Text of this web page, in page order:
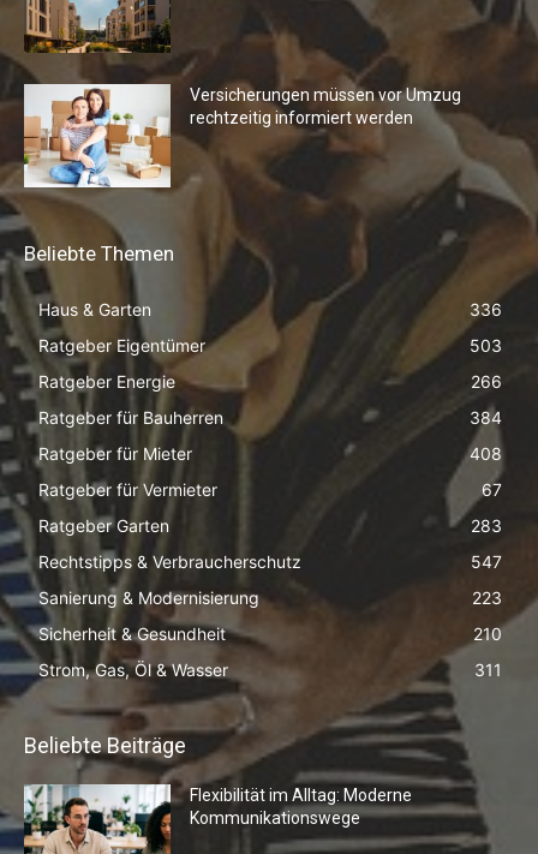
Versicherungen müssen vor Umzug
rechtzeitig informiert werden
Beliebte Themen
Haus & Garten
336
Ratgeber Eigentümer
503
Ratgeber Energie
266
Ratgeber für Bauherren
384
Ratgeber für Mieter
408
Ratgeber für Vermieter
67
Ratgeber Garten
283
Rechtstipps & Verbraucherschutz
547
Sanierung & Modernisierung
223
Sicherheit & Gesundheit
210
Strom, Gas, Öl & Wasser
311
Beliebte Beiträge
Flexibilität im Alltag: Moderne
Kommunikationswege